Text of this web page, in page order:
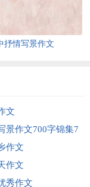
抒情写景作文
文
景作文700字锦集7
作文
作文
秀作文